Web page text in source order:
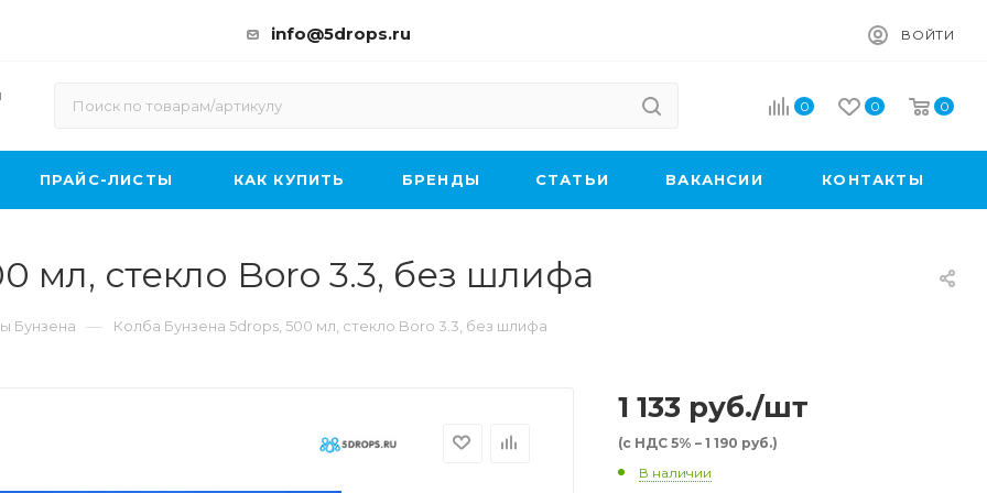
ВОЙТИ
info@5drops.ru
0 0 0
ПРАЙС-ЛИСТЫ КАК КУПИТЬ БРЕНДЫ CТАТЬИ ВАКАНСИИ КОНТАКТЫ
мл, стекло Boro 3.3, без шлифа
Бунзена — Колба Бунзена 5drops, 500 мл, стекло Boro 3.3, без шлифа
1 133 руб./шт
(с НДС 5% – 1 190 руб.)
В наличии